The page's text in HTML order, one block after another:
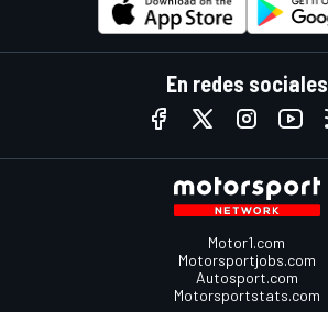
En redes sociales
Motor1.com
Motorsportjobs.com
Autosport.com
Motorsportstats.com